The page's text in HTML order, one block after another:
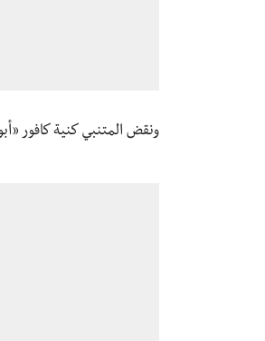
ونقض المتنبي كنية كافور